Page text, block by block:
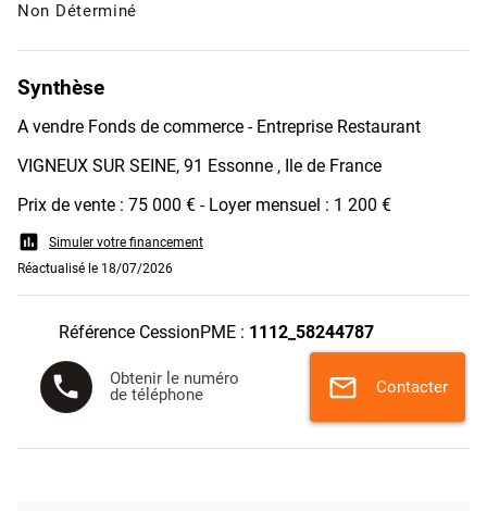
Non Déterminé
Synthèse
A vendre Fonds de commerce - Entreprise Restaurant
VIGNEUX SUR SEINE, 91 Essonne , Ile de France
Prix de vente : 75 000 € - Loyer mensuel : 1 200 €
assessment
Simuler votre financement
Réactualisé le 18/07/2026
Référence CessionPME : 1112_58244787
phone
Obtenir le numéro
de téléphone
mail Contacter